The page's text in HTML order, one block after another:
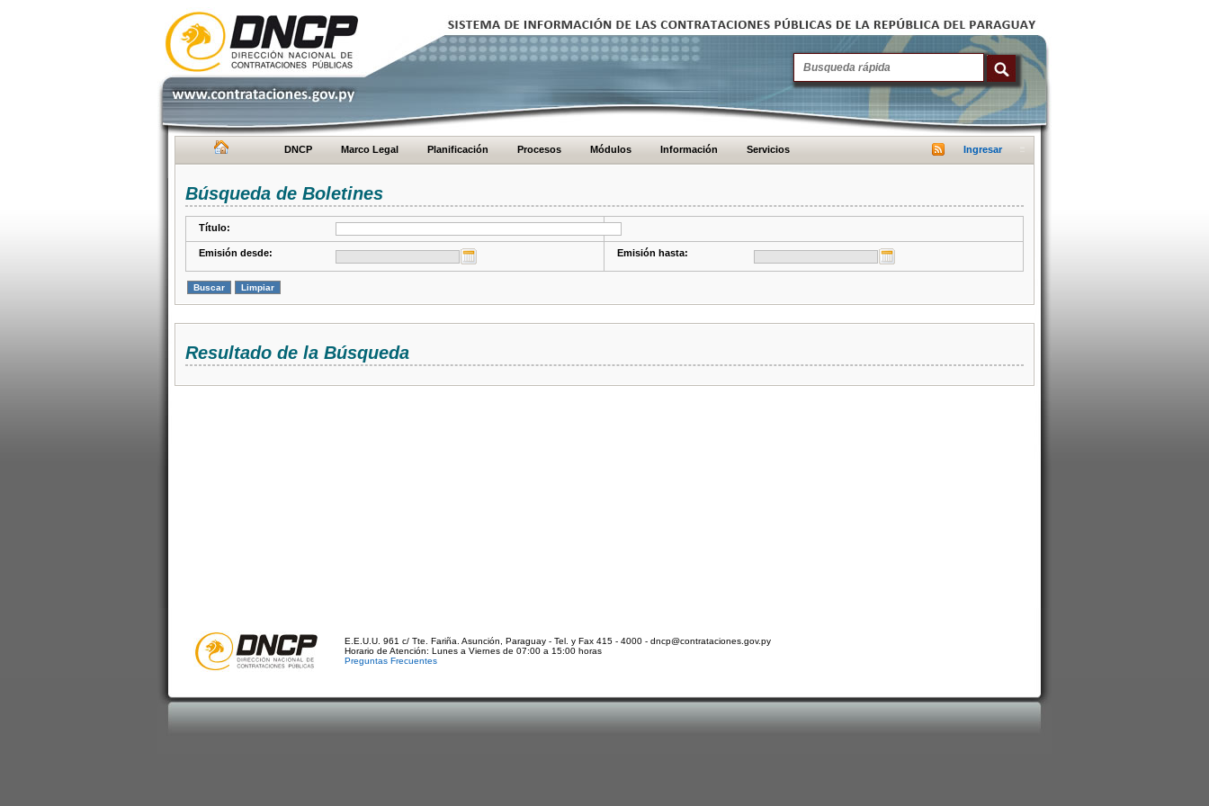
DNCP Marco Legal Planificación Procesos Módulos Información Servicios Ingresar
Búsqueda de Boletines
Título:
Emisión desde: Emisión hasta:
Resultado de la Búsqueda
E.E.U.U. 961 c/ Tte. Fariña. Asunción, Paraguay - Tel. y Fax 415 - 4000 - dncp@contrataciones.gov.py
Horario de Atención: Lunes a Viernes de 07:00 a 15:00 horas
Preguntas Frecuentes